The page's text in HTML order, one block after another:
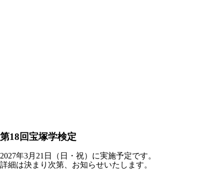
第18回宝塚学検定
2027年3月21日（日・祝）に実施予定です。
詳細は決まり次第、お知らせいたします。